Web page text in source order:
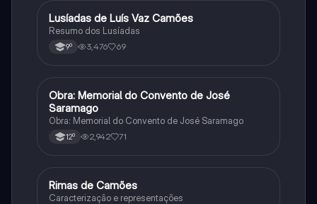
Português
Lusíadas de Luís Vaz Camões
Resumo dos Lusíadas
9º 3,476 69
Português
Obra: Memorial do Convento de José
Saramago
Obra: Memorial do Convento de José Saramago
12º 2,942 71
Português
Rimas de Camões
Caracterização e representações